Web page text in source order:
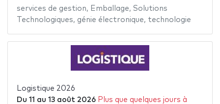
services de gestion, Emballage, Solutions
Technologiques, génie électronique, technologie
Logistique 2026
Du 11 au 13 août 2026 Plus que quelques jours à